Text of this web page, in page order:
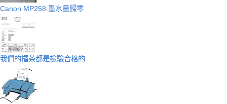
Canon MP258 墨水量歸零
我們的擂茶都是檢驗合格的